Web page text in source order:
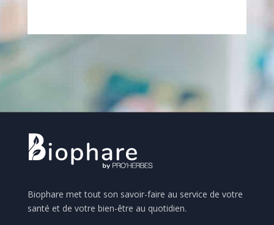
Biophare met tout son savoir-faire au service de votre
santé et de votre bien-être au quotidien.